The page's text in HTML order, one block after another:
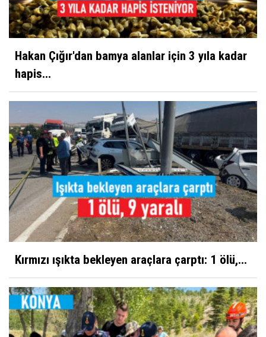
Hakan Çığır'dan bamya alanlar için 3 yıla kadar
hapis...
Kırmızı ışıkta bekleyen araçlara çarptı: 1 ölü,...